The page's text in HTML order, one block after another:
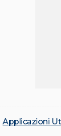
Applicazioni